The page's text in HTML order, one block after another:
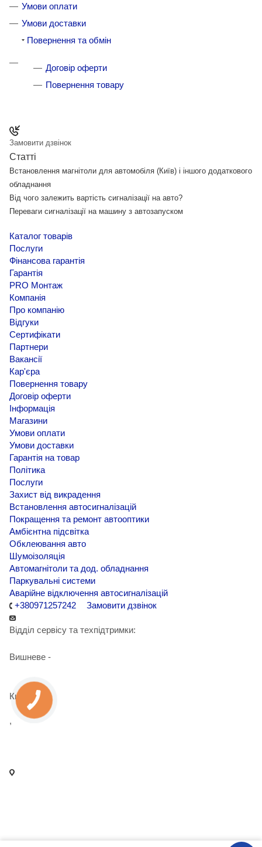
Умови оплати
Умови доставки
Повернення та обмін
Договір оферти
Повернення товару
Замовити дзвінок
Статті
Встановлення магнітоли для автомобіля (Київ) і іншого додаткового
обладнання
Від чого залежить вартість сигналізації на авто?
Переваги сигналізації на машину з автозапуском
Каталог товарів
Послуги
Фінансова гарантія
Гарантія
PRO Монтаж
Компанія
Про компанію
Відгуки
Сертифікати
Партнери
Вакансії
Кар'єра
Повернення товару
Договір оферти
Інформація
Магазини
Умови оплати
Умови доставки
Гарантія на товар
Політика
Послуги
Захист від викрадення
Встановлення автосигналізацій
Покращення та ремонт автооптики
Амбієнтна підсвітка
Обклеювання авто
Шумоізоляція
Автомагнітоли та дод. обладнання
Паркувальні системи
Аварійне відключення автосигналізацій
+380971257242
Замовити дзвінок
Відділ сервісу та техпідтримки:
Вишневе -
Київ -
+38 098 989 03 30
,